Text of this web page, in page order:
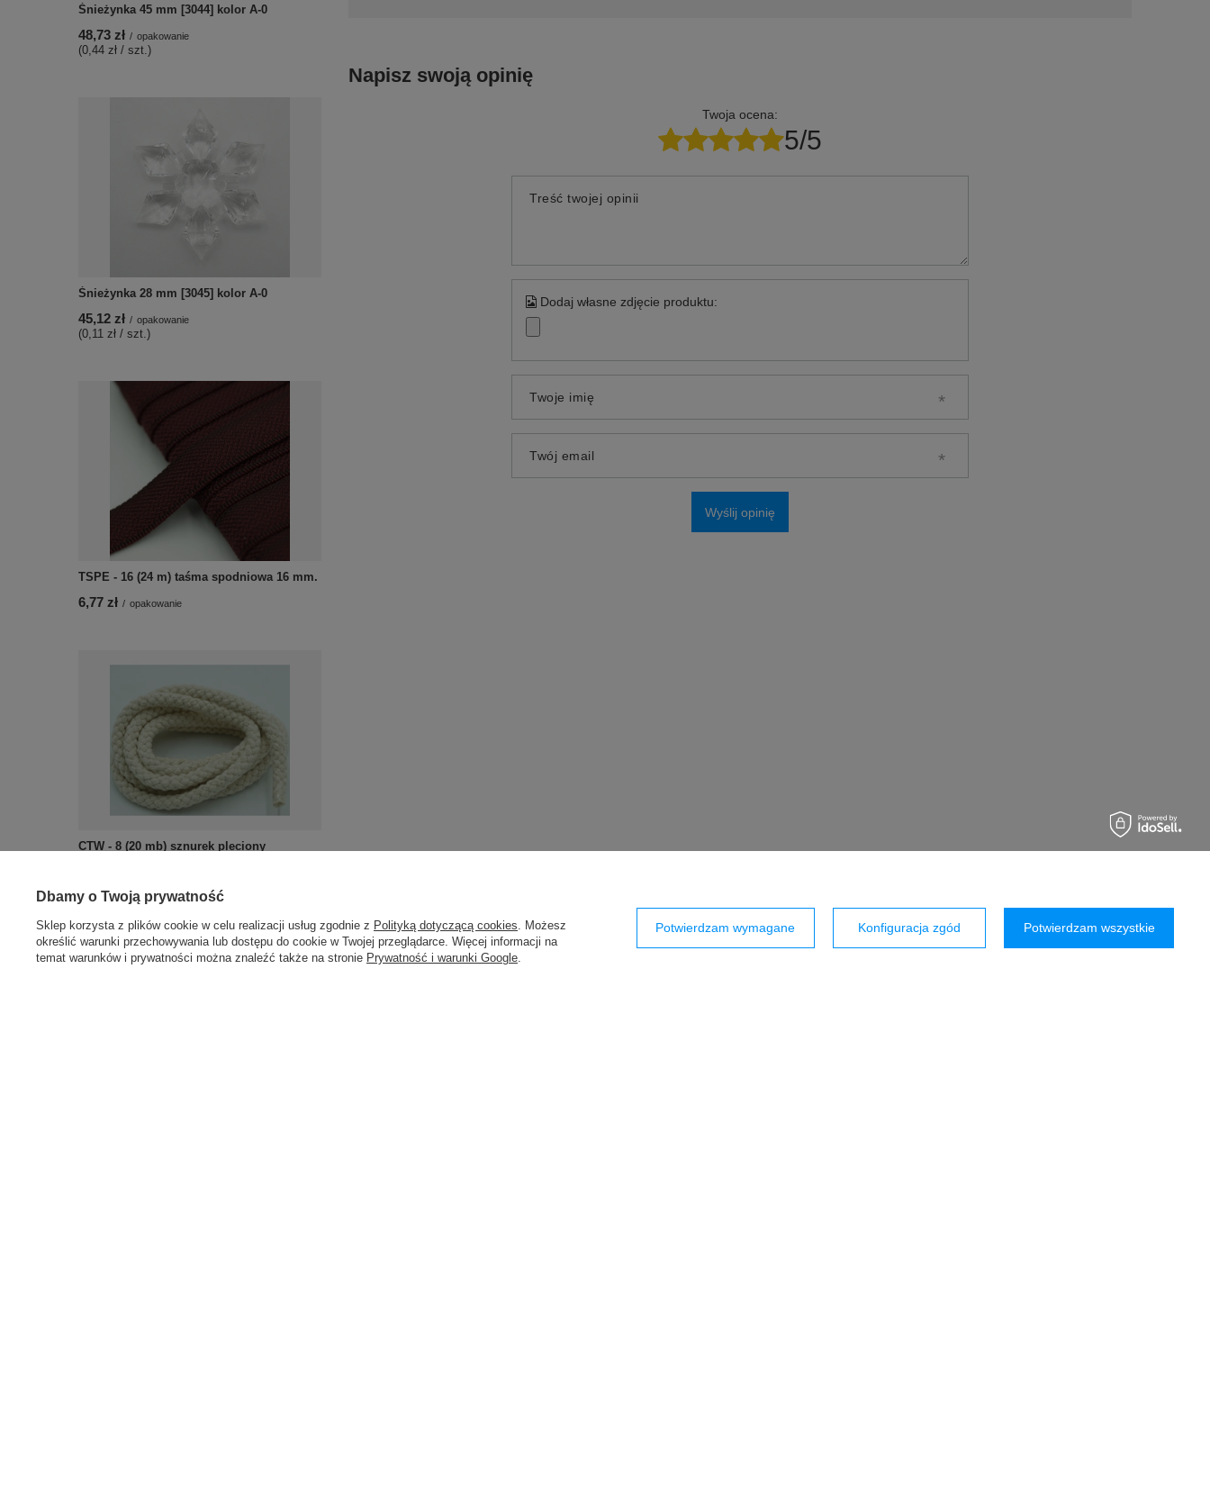
Śnieżynka 45 mm [3044] kolor A-0
48,73 zł / opakowanie
(0,44 zł / szt.)
Śnieżynka 28 mm [3045] kolor A-0
45,12 zł / opakowanie
(0,11 zł / szt.)
TSPE - 16 (24 m) taśma spodniowa 16 mm.
6,77 zł / opakowanie
CTW - 8 (20 mb) sznurek pleciony
Napisz swoją opinię
Twoja ocena:
5/5
Treść twojej opinii
Dodaj własne zdjęcie produktu:
Twoje imię
Twój email
Wyślij opinię
Dbamy o Twoją prywatność
Sklep korzysta z plików cookie w celu realizacji usług zgodnie z Polityką dotyczącą cookies . Możesz
określić warunki przechowywania lub dostępu do cookie w Twojej przeglądarce. Więcej informacji na
temat warunków i prywatności można znaleźć także na stronie Prywatność i warunki Google
Potwierdzam wymagane Konfiguracja zgód Potwierdzam wszystkie